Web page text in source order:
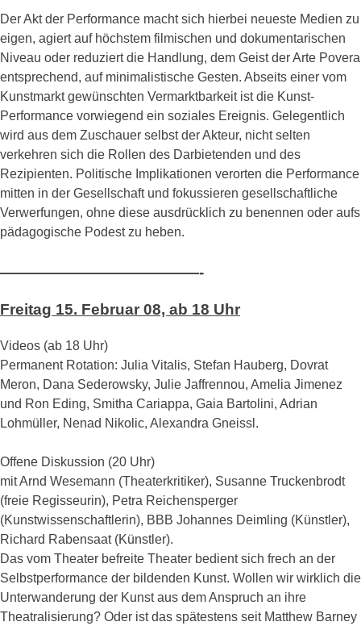
Der Akt der Performance macht sich hierbei neueste Medien zu
eigen, agiert auf höchstem filmischen und dokumentarischen
Niveau oder reduziert die Handlung, dem Geist der Arte Povera
entsprechend, auf minimalistische Gesten. Abseits einer vom
Kunstmarkt gewünschten Vermarktbarkeit ist die Kunst-
Performance vorwiegend ein soziales Ereignis. Gelegentlich
wird aus dem Zuschauer selbst der Akteur, nicht selten
verkehren sich die Rollen des Darbietenden und des
Rezipienten. Politische Implikationen verorten die Performance
mitten in der Gesellschaft und fokussieren gesellschaftliche
Verwerfungen, ohne diese ausdrücklich zu benennen oder aufs
pädagogische Podest zu heben.
—————————————-
Freitag 15. Februar 08, ab 18 Uhr
Videos (ab 18 Uhr)
Permanent Rotation: Julia Vitalis, Stefan Hauberg, Dovrat
Meron, Dana Sederowsky, Julie Jaffrennou, Amelia Jimenez
und Ron Eding, Smitha Cariappa, Gaia Bartolini, Adrian
Lohmüller, Nenad Nikolic, Alexandra Gneissl.
Offene Diskussion (20 Uhr)
mit Arnd Wesemann (Theaterkritiker), Susanne Truckenbrodt
(freie Regisseurin), Petra Reichensperger
(Kunstwissenschaftlerin), BBB Johannes Deimling (Künstler),
Richard Rabensaat (Künstler).
Das vom Theater befreite Theater bedient sich frech an der
Selbstperformance der bildenden Kunst. Wollen wir wirklich die
Unterwanderung der Kunst aus dem Anspruch an ihre
Theatralisierung? Oder ist das spätestens seit Matthew Barney